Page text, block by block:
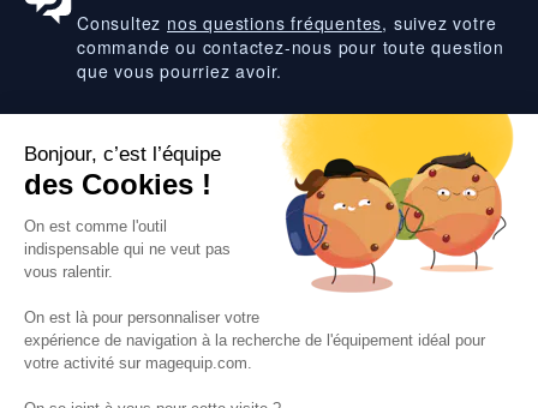
Consultez nos questions fréquentes, suivez votre
commande ou contactez-nous pour toute question
que vous pourriez avoir.
Suivez-nous
VOS SERVICES
VOS DEMANDES